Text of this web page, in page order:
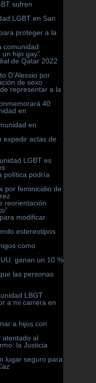
sufren
LGBT en San
proteger a la
comunidad
un hijo gay”
de Qatar 2022
D’Alessio por
de sexo
representar a la
40
en
en
expedir actas de
LGBT es
política podría
por feminicidio de
reorientación
modificar
estereotipos
como
ganan un 10 %
las personas
LBGT
a mi carrera en
a hijos con
atentado al
la Justicia
lugar seguro para